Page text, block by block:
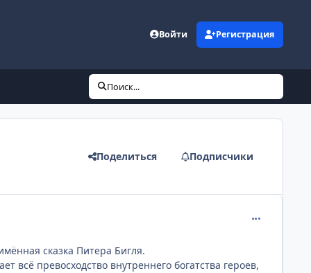
Войти Регистрация
Поиск...
Поделиться Подписчики
сказка Питера Бигля.
превосходство внутреннего богатства героев,